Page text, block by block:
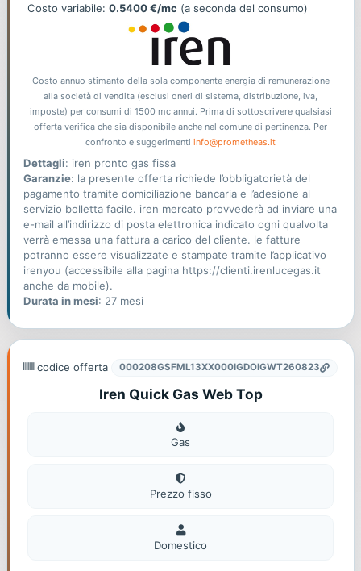
Costo variabile: 0.5400 €/mc (a seconda del consumo)
Costo annuo stimanto della sola componente energia di remunerazione
alla società di vendita (esclusi oneri di sistema, distribuzione, iva,
imposte) per consumi di 1500 mc annui. Prima di sottoscrivere qualsiasi
offerta verifica che sia disponibile anche nel comune di pertinenza. Per
confronto e suggerimenti info@prometheas.it
Dettagli: iren pronto gas fissa
Garanzie: la presente offerta richiede l’obbligatorietà del
pagamento tramite domiciliazione bancaria e l’adesione al
servizio bolletta facile. iren mercato provvederà ad inviare una
e-mail all’indirizzo di posta elettronica indicato ogni qualvolta
verrà emessa una fattura a carico del cliente. le fatture
potranno essere visualizzate e stampate tramite l’applicativo
irenyou (accessibile alla pagina https://clienti.irenlucegas.it
anche da mobile).
Durata in mesi: 27 mesi
codice offerta 000208GSFML13XX000IGDOIGWT260823
Iren Quick Gas Web Top
Gas
Gas
Prezzo fisso
Domestico
Domestico